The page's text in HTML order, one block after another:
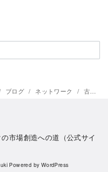
ブログ ネットワーク 古民家の調査と再築
市場創造への道（公式サイ
Powered by WordPress